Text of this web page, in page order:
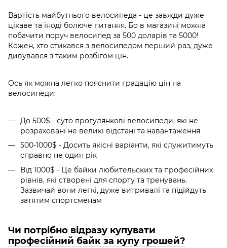
Вартість майбутнього велосипеда - це завжди дуже
цікаве та іноді болюче питання. Бо в магазині можна
побачити поруч велосипед за 500 доларів та 5000!
Кожен, хто стикався з велосипедом перший раз, дуже
дивувався з таким розбігом цін.
Ось як можна легко пояснити градацію цін на
велосипеди:
До 500$ - суто прогулянкові велосипеди, які не
розраховані не великі відстані та навантаження
500-1000$ - Досить якісні варіанти, які служитимуть
справно не один рік
Від 1000$ - Це байки любительских та професійних
рівнів, які створені для спорту та тренувань.
Зазвичай вони легкі, дуже витривалі та підійдуть
затятим спортсменам
Чи потрібно відразу купувати
професійний байк за купу грошей?